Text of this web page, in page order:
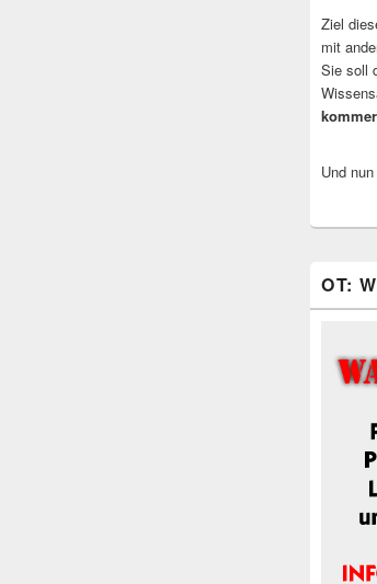
Ziel
mit
Sie soll
Und
OT: